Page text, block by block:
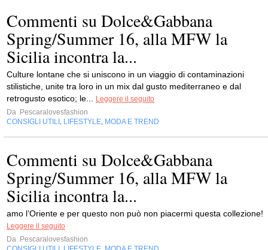
Commenti su Dolce&Gabbana
Spring/Summer 16, alla MFW la
Sicilia incontra la...
Culture lontane che si uniscono in un viaggio di contaminazioni
stilistiche, unite tra loro in un mix dal gusto mediterraneo e dal
retrogusto esotico; le...
Leggere il seguito
Da Pescaralovesfashion
CONSIGLI UTILI LIFESTYLE MODA E TREND
Commenti su Dolce&Gabbana
Spring/Summer 16, alla MFW la
Sicilia incontra la...
amo l’Oriente e per questo non può non piacermi questa collezione!
Leggere il seguito
Da Pescaralovesfashion